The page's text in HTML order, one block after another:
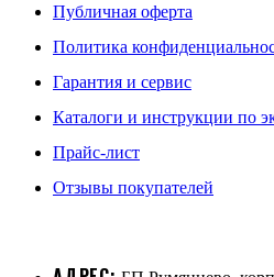
Публичная оферта
Политика
Гарантия и сервис
Каталоги и инструкции по
Прайс-лист
Отзывы покупателей